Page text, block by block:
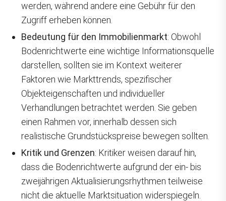
werden, während andere eine Gebühr für den
Zugriff erheben können.
Bedeutung für den Immobilienmarkt: Obwohl
Bodenrichtwerte eine wichtige Informationsquelle
darstellen, sollten sie im Kontext weiterer
Faktoren wie Markttrends, spezifischer
Objekteigenschaften und individueller
Verhandlungen betrachtet werden. Sie geben
einen Rahmen vor, innerhalb dessen sich
realistische Grundstückspreise bewegen sollten.
Kritik und Grenzen: Kritiker weisen darauf hin,
dass die Bodenrichtwerte aufgrund der ein- bis
zweijährigen Aktualisierungsrhythmen teilweise
nicht die aktuelle Marktsituation widerspiegeln.